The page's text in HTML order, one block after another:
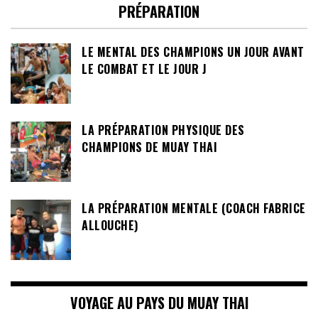
PRÉPARATION
LE MENTAL DES CHAMPIONS UN JOUR AVANT
LE COMBAT ET LE JOUR J
LA PRÉPARATION PHYSIQUE DES
CHAMPIONS DE MUAY THAI
LA PRÉPARATION MENTALE (COACH FABRICE
ALLOUCHE)
VOYAGE AU PAYS DU MUAY THAI